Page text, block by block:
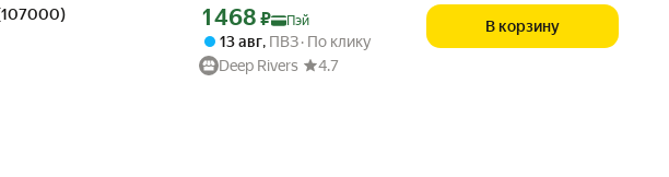
Цена с картой Яндекс Пэй 1468 ₽ вместо
1 468 ₽ Пэй
13 авг, ПВЗ По клику
Deep Rivers
4.7
В корзину